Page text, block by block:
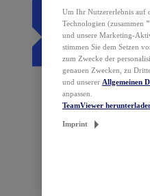
Um Ihr Nutzererlebnis auf
Technologien (zusammen
und unsere Marketing-
stimmen Sie dem Setzen
zum Zwecke der
genauen Zwecken, zu
und unserer Allgemeinen
anpassen.
TeamViewer
Imprint